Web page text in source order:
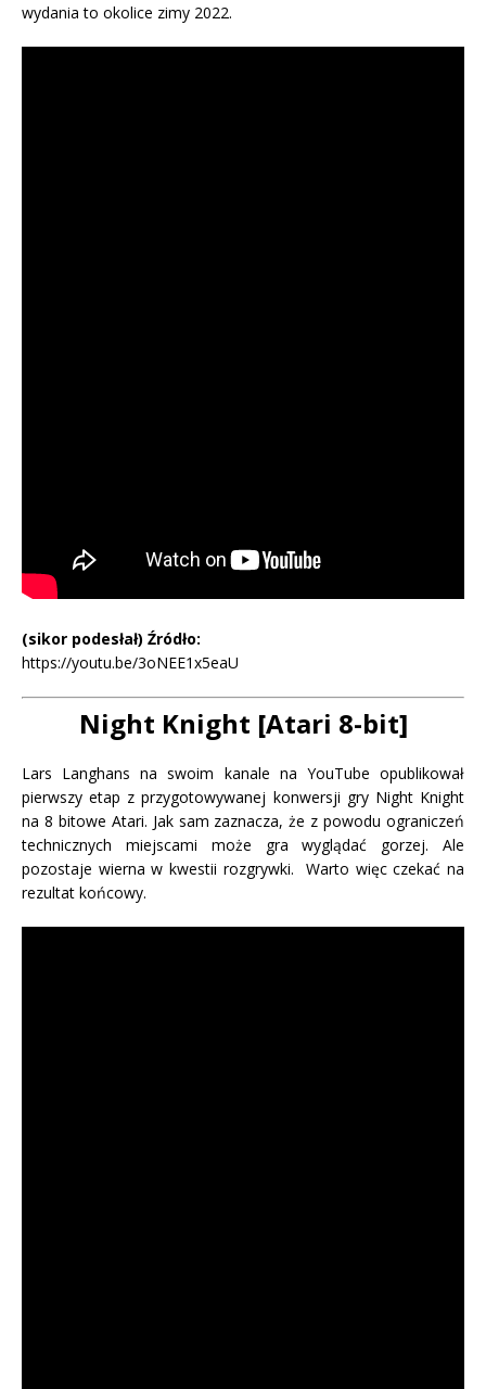
wydania to okolice zimy 2022.
(sikor podesłał) Źródło:
https://youtu.be/3oNEE1x5eaU
Night Knight [Atari 8-bit]
Lars Langhans na swoim kanale na YouTube opublikował
pierwszy etap z przygotowywanej konwersji gry Night Knight
na 8 bitowe Atari. Jak sam zaznacza, że z powodu ograniczeń
technicznych miejscami może gra wyglądać gorzej. Ale
pozostaje wierna w kwestii rozgrywki. Warto więc czekać na
rezultat końcowy.